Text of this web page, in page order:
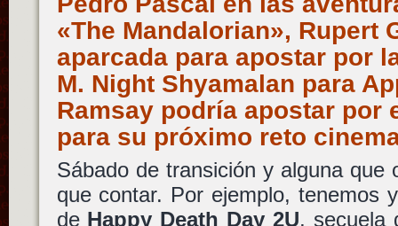
«The Mandalorian», Rupert
aparcada para apostar por
M. Night Shyamalan para
Ramsay podría apostar por
para su próximo reto
Sábado de transición y alguna que
que contar. Por ejemplo, tenemos
de Happy Death Day 2U, secuela